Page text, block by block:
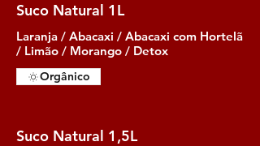
Suco Natural 1L
Laranja / Abacaxi / Abacaxi com Hortelã
/ Limão / Morango / Detox
Orgânico
Suco Natural 1,5L